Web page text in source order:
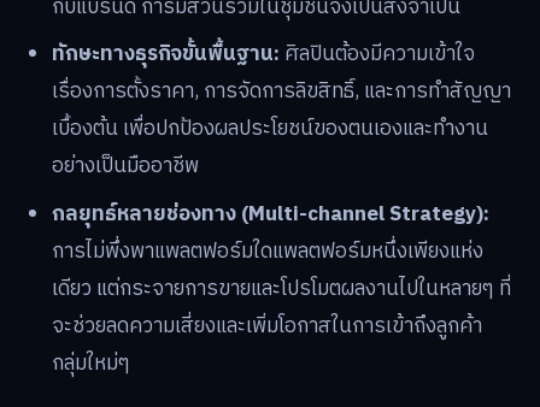
จากการขายภาพสู่การสร้างแบรนด์และ IP:ความ
สำคัญจะย้ายจากการสร้างผลงานชิ้นเดียวไปสู่การสร้าง
โลกและเรื่องราวรอบๆ คาแรกเตอร์หรือสไตล์งานของ
ตนเอง เพื่อให้สามารถต่อยอดไปสู่สื่อและสินค้าอื่นๆ ได้
ความสำคัญของคอมมูนิตี้:แพลตฟอร์มและอีเวนต์ใน
ไทยจะไม่ได้เป็นเพียงที่ขายของ แต่เป็นพื้นที่สร้างเครือ
ข่าย พบปะเพื่อนร่วมอาชีพ และหาโอกาสในการร่วมงาน
กับแบรนด์ การมีส่วนร่วมในชุมชนจึงเป็นสิ่งจำเป็น
ทักษะทางธุรกิจขั้นพื้นฐาน: